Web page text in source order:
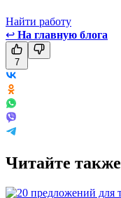
Найти работу
↩ На главную блога
7
Читайте также